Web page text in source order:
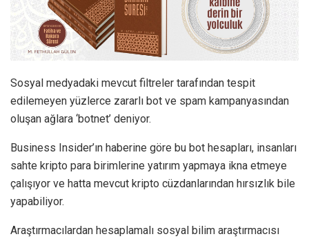
Sosyal medyadaki mevcut filtreler tarafından tespit
edilemeyen yüzlerce zararlı bot ve spam kampanyasından
oluşan ağlara ‘botnet’ deniyor.
Business Insider’ın haberine göre bu bot hesapları, insanları
sahte kripto para birimlerine yatırım yapmaya ikna etmeye
çalışıyor ve hatta mevcut kripto cüzdanlarından hırsızlık bile
yapabiliyor.
Araştırmacılardan hesaplamalı sosyal bilim araştırmacısı